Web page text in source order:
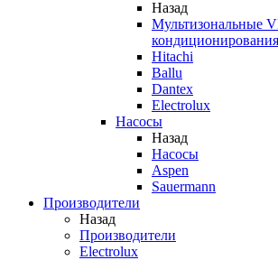
Назад
Мультизональные
кондиционирования
Hitachi
Ballu
Dantex
Electrolux
Насосы
Назад
Насосы
Aspen
Sauermann
Производители
Назад
Производители
Electrolux